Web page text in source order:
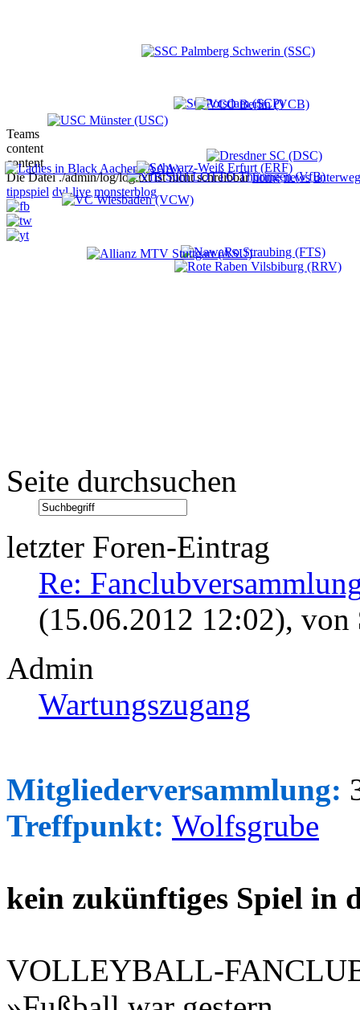
Teams
content
content
Die Datei ./admin/log/log.txt ist nicht schreibbarhome news
tippspiel dvl-live monsterblog
Seite durchsuchen
letzter Foren-Eintrag
Re:
(15.06.2012 12:02), von
Admin
Wartungszugang
Mitgliederversammlung:
Treffpunkt: Wolfsgrube
kein zukünftiges Spiel in
VOLLEYBALL-